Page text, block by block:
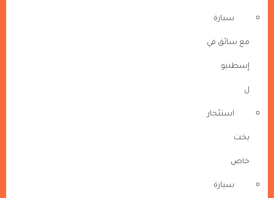
سيارة
مع سائق في
إسطنبو
ل
استئجار
يخت
خاص
سيارة